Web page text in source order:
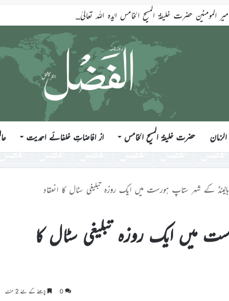
حضرت خلیفۃ المسیح الخامس ایّدہ اللہ تعالیٰ بنصرہ العزیز فرمودہ 17؍جولائی 2026ء
حضرت خلیفۃ المسیح الخامس از افاضاتِ خلفائے احمدیت
ہالینڈ کے شہر ستاپ ہورست میں ایک روزہ تبلیغی سٹال کا انعقاد
میں ایک روزہ تبلیغی سٹال کا
0 پڑھنے کے لئے 2 منٹ